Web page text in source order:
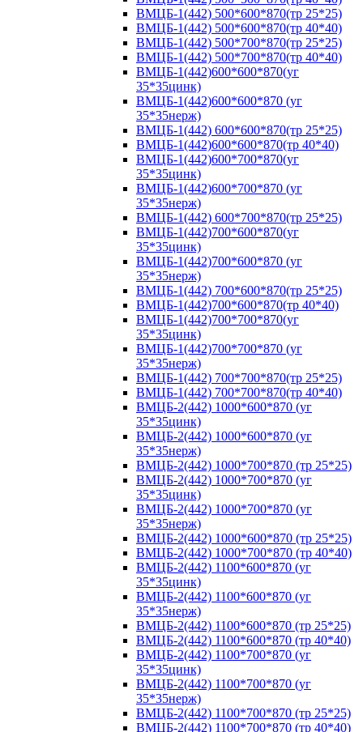
ВМЦБ-1(442) 500*600*870(тр 25*25)
ВМЦБ-1(442) 500*600*870(тр 40*40)
ВМЦБ-1(442) 500*700*870(тр 25*25)
ВМЦБ-1(442) 500*700*870(тр 40*40)
ВМЦБ-1(442)600*600*870(уг
35*35цинк)
ВМЦБ-1(442)600*600*870 (уг
35*35нерж)
ВМЦБ-1(442) 600*600*870(тр 25*25)
ВМЦБ-1(442)600*600*870(тр 40*40)
ВМЦБ-1(442)600*700*870(уг
35*35цинк)
ВМЦБ-1(442)600*700*870 (уг
35*35нерж)
ВМЦБ-1(442) 600*700*870(тр 25*25)
ВМЦБ-1(442)700*600*870(уг
35*35цинк)
ВМЦБ-1(442)700*600*870 (уг
35*35нерж)
ВМЦБ-1(442) 700*600*870(тр 25*25)
ВМЦБ-1(442)700*600*870(тр 40*40)
ВМЦБ-1(442)700*700*870(уг
35*35цинк)
ВМЦБ-1(442)700*700*870 (уг
35*35нерж)
ВМЦБ-1(442) 700*700*870(тр 25*25)
ВМЦБ-1(442) 700*700*870(тр 40*40)
ВМЦБ-2(442) 1000*600*870 (уг
35*35цинк)
ВМЦБ-2(442) 1000*600*870 (уг
35*35нерж)
ВМЦБ-2(442) 1000*700*870 (тр 25*25)
ВМЦБ-2(442) 1000*700*870 (уг
35*35цинк)
ВМЦБ-2(442) 1000*700*870 (уг
35*35нерж)
ВМЦБ-2(442) 1000*600*870 (тр 25*25)
ВМЦБ-2(442) 1000*700*870 (тр 40*40)
ВМЦБ-2(442) 1100*600*870 (уг
35*35цинк)
ВМЦБ-2(442) 1100*600*870 (уг
35*35нерж)
ВМЦБ-2(442) 1100*600*870 (тр 25*25)
ВМЦБ-2(442) 1100*600*870 (тр 40*40)
ВМЦБ-2(442) 1100*700*870 (уг
35*35цинк)
ВМЦБ-2(442) 1100*700*870 (уг
35*35нерж)
ВМЦБ-2(442) 1100*700*870 (тр 25*25)
ВМЦБ-2(442) 1100*700*870 (тр 40*40)